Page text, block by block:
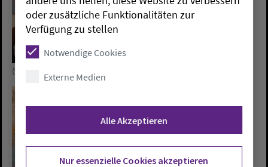
(v.l.n.r.) Eduard Schumacher, Florian Isensee und Ralph Hennings.
oder zusätzliche Funktionalitäten zur
Verfügung zu stellen
Notwendige Cookies
Externe Medien
Alle Akzeptieren
Nur essenzielle Cookies akzeptieren